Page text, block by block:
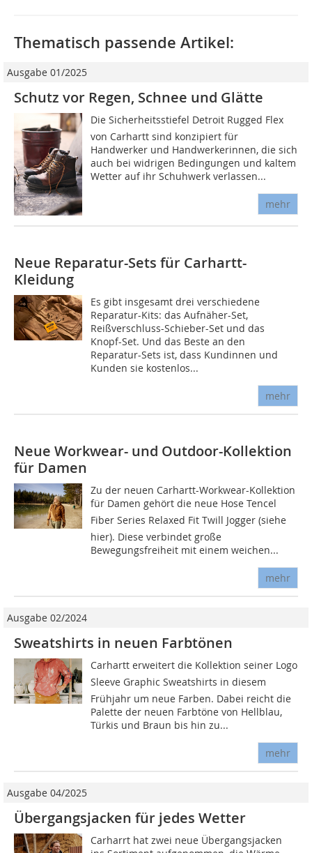
Thematisch passende Artikel:
Ausgabe 01/2025
Schutz vor Regen, Schnee und Glätte
Die Sicherheitsstiefel Detroit Rugged Flex
von Carhartt sind konzipiert für
Handwerker und Handwerkerinnen, die sich
auch bei widrigen Bedingungen und kaltem
Wetter auf ihr Schuhwerk verlassen...
mehr
Neue Reparatur-Sets für Carhartt-
Kleidung
Es gibt insgesamt drei verschiedene
Reparatur-Kits: das Aufnäher-Set,
Reißverschluss-Schieber-Set und das
Knopf-Set. Und das Beste an den
Reparatur-Sets ist, dass Kundinnen und
Kunden sie kostenlos...
mehr
Neue Workwear- und Outdoor-Kollektion
für Damen
Zu der neuen Carhartt-Workwear-Kollektion
für Damen gehört die neue Hose Tencel
Fiber Series Relaxed Fit Twill Jogger (siehe
hier). Diese verbindet große
Bewegungsfreiheit mit einem weichen...
mehr
Ausgabe 02/2024
Sweatshirts in neuen Farbtönen
Carhartt erweitert die Kollektion seiner Logo
Sleeve Graphic Sweatshirts in diesem
Frühjahr um neue Farben. Dabei reicht die
Palette der neuen Farbtöne von Hellblau,
Türkis und Braun bis hin zu...
mehr
Ausgabe 04/2025
Übergangsjacken für jedes Wetter
Carharrt hat zwei neue Übergangsjacken